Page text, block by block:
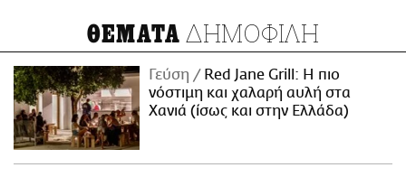
ΘΕΜΑΤΑ ΔΗΜΟΦΙΛΗ
Γεύση
Red Jane Grill: Η πιο
νόστιμη και χαλαρή αυλή στα
Χανιά (ίσως και στην Ελλάδα)